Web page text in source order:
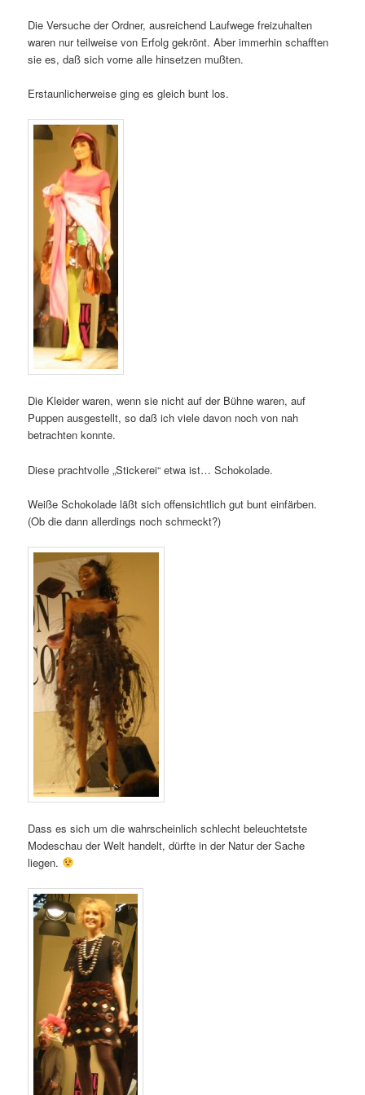
Die Versuche der Ordner, ausreichend Laufwege freizuhalten
waren nur teilweise von Erfolg gekrönt. Aber immerhin schafften
sie es, daß sich vorne alle hinsetzen mußten.
Erstaunlicherweise ging es gleich bunt los.
Die Kleider waren, wenn sie nicht auf der Bühne waren, auf
Puppen ausgestellt, so daß ich viele davon noch von nah
betrachten konnte.
Diese prachtvolle „Stickerei“ etwa ist… Schokolade.
Weiße Schokolade läßt sich offensichtlich gut bunt einfärben.
(Ob die dann allerdings noch schmeckt?)
Dass es sich um die wahrscheinlich schlecht beleuchtetste
Modeschau der Welt handelt, dürfte in der Natur der Sache
liegen.